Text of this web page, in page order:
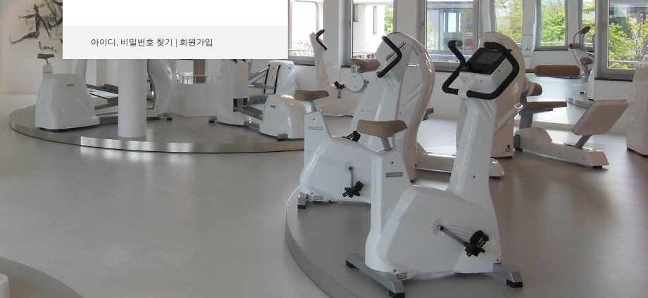
아이디, 비밀번호 찾기 회원가입